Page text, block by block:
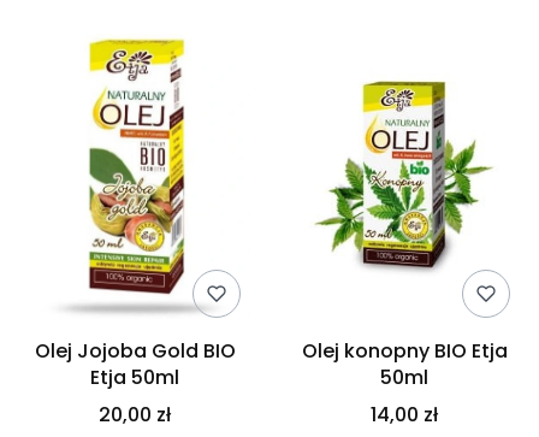
Olej Jojoba Gold BIO
Etja 50ml
20,00 zł
Olej konopny BIO Etja
50ml
14,00 zł